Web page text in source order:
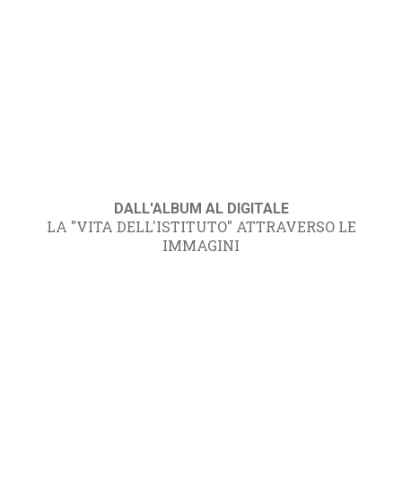
DALL'ALBUM AL DIGITALE
LA "VITA DELL'ISTITUTO" ATTRAVERSO LE
IMMAGINI